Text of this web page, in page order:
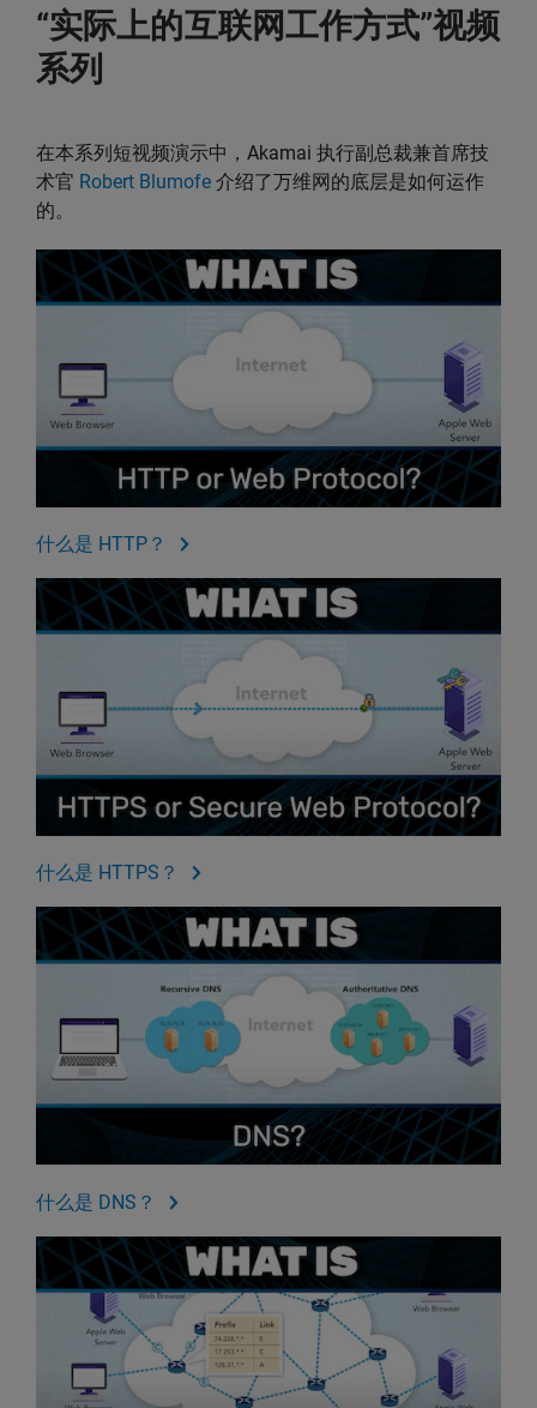
“实际上的互联网工作方式”视频
系列
在本系列短视频演示中，Akamai 执行副总裁兼首席技
术官 Robert Blumofe 介绍了万维网的底层是如何运作
的。
什么是 HTTP？
什么是 HTTPS？
什么是 DNS？